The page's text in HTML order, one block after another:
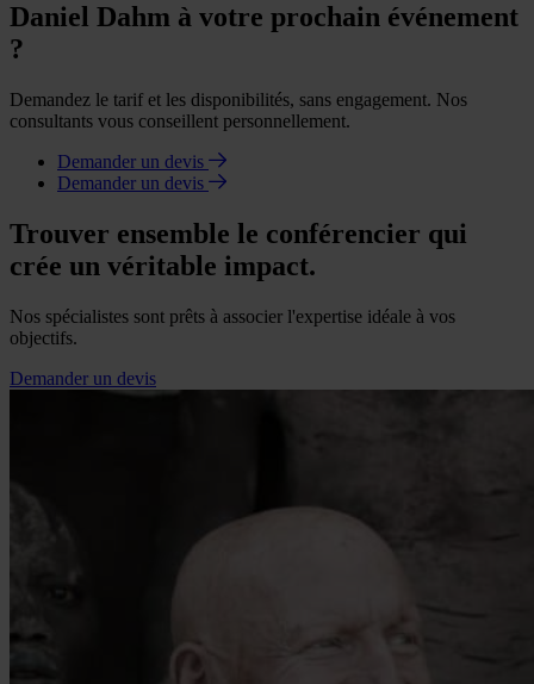
Daniel Dahm à votre prochain événement
?
Demandez le tarif et les disponibilités, sans engagement. Nos
consultants vous conseillent personnellement.
Demander un devis
Demander un devis
Trouver ensemble le conférencier qui
crée un véritable impact.
Nos spécialistes sont prêts à associer l'expertise idéale à vos
objectifs.
Demander un devis